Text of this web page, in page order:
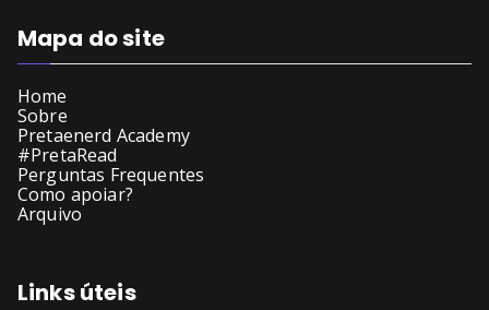
Mapa do site
Home
Sobre
Pretaenerd Academy
#PretaRead
Perguntas Frequentes
Como apoiar?
Arquivo
Links úteis